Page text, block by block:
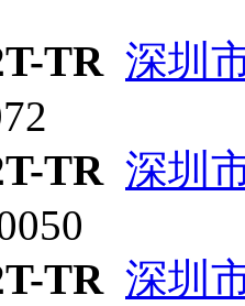
TR 深圳
TR 深圳
TR 深圳